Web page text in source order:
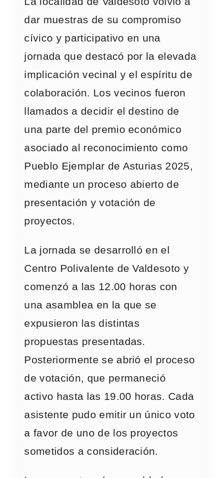
dar muestras de su compromiso
cívico y participativo en una
jornada que destacó por la elevada
implicación vecinal y el espíritu de
colaboración. Los vecinos fueron
llamados a decidir el destino de
una parte del premio económico
asociado al reconocimiento como
Pueblo Ejemplar de Asturias 2025,
mediante un proceso abierto de
presentación y votación de
proyectos.
La jornada se desarrolló en el
Centro Polivalente de Valdesoto y
comenzó a las 12.00 horas con
una asamblea en la que se
expusieron las distintas
propuestas presentadas.
Posteriormente se abrió el proceso
de votación, que permaneció
activo hasta las 19.00 horas. Cada
asistente pudo emitir un único voto
a favor de uno de los proyectos
sometidos a consideración.